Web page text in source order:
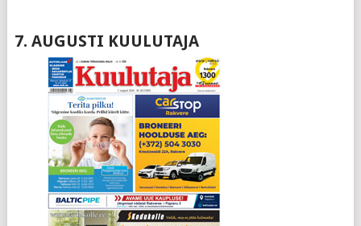
7. AUGUSTI KUULUTAJA